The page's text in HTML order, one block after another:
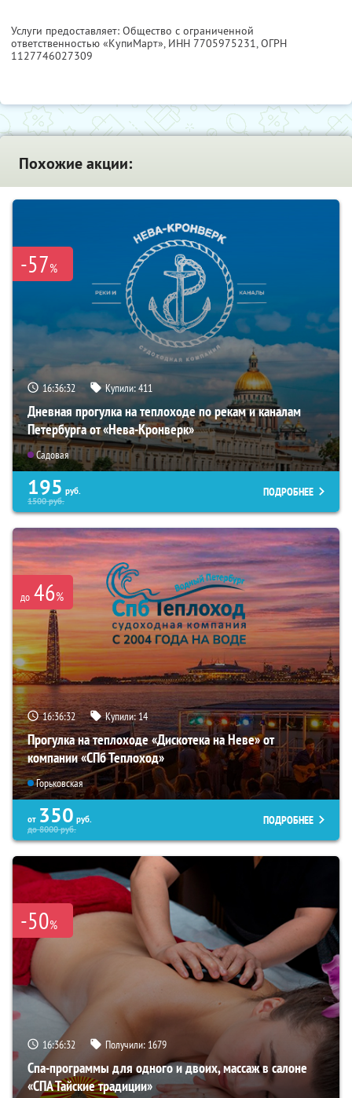
Услуги предоставляет: Общество с ограниченной
ответственностью «КупиМарт», ИНН 7705975231, ОГРН
1127746027309
Похожие акции:
-57%
16:36:31 Купили:411
Дневная прогулка на теплоходе по рекам и каналам
Петербурга от «Нева-Кронверк»
Садовая
195 руб.
1500руб.
ПОДРОБНЕЕ
до 46%
16:36:31 Купили:14
Прогулка на теплоходе «Дискотека на Неве» от
компании «СПб Теплоход»
Горьковская
от 350 руб.
до8000руб.
ПОДРОБНЕЕ
-50%
16:36:31 Получили: 1679
Спа-программы для одного и двоих, массаж в салоне
«СПА Тайские традиции»